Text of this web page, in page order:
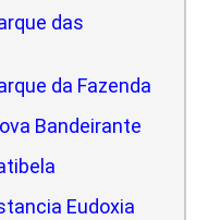
das
da Fazenda
Bandeirante
Eudoxia